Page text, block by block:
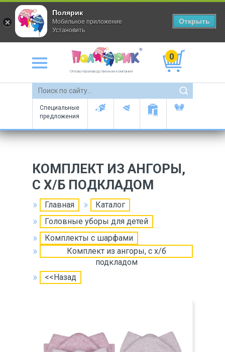
Оптово-производственная компания
0
Специальные
предложения
КОМПЛЕКТ ИЗ АНГОРЫ,
C Х/Б ПОДКЛАДОМ
Главная
Каталог
Головные уборы для детей
Комплекты с шарфами
Комплект из ангоры, c х/б
подкладом
<<Назад
Полярик
Мобильное приложение
Установить
Открыть